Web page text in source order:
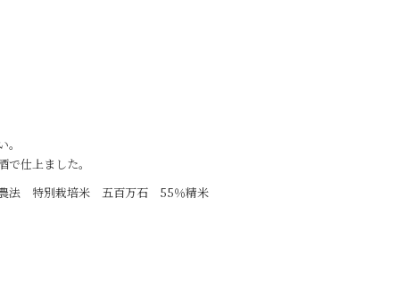
仕上ました。
法 特別栽培米 五百万石 55％精米